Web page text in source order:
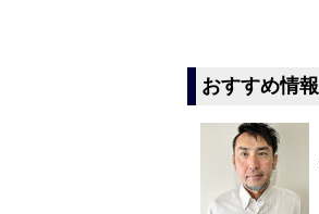
おすすめ情報